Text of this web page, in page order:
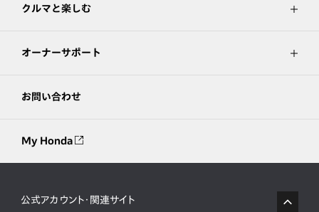
クルマと楽しむ
オーナーサポート
お問い合わせ
My Honda
公式アカウント・関連サイト